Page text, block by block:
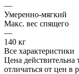
—
Умеренно-мягкий
Макс. вес спящего
—
140 кг
Все характеристики
Цена действительна
отличаться от цен в